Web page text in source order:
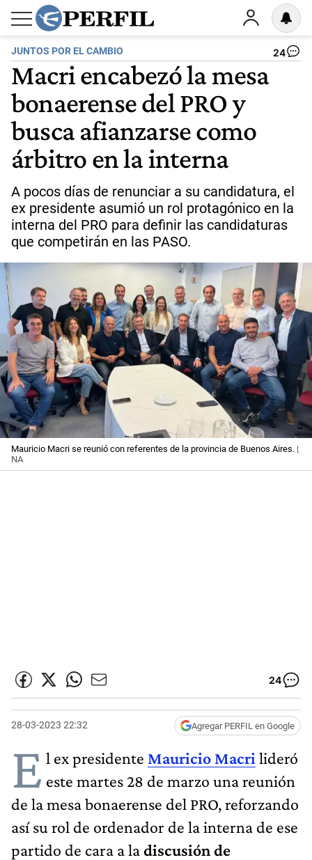
JUNTOS POR EL CAMBIO 24
Macri encabezó la mesa
bonaerense del PRO y
busca afianzarse como
árbitro en la interna
A pocos días de renunciar a su candidatura, el
ex presidente asumió un rol protagónico en la
interna del PRO para definir las candidaturas
que competirán en las PASO.
Mauricio Macri se reunió con referentes de la provincia de Buenos Aires. |
NA
24
28-03-2023 22:32 Agregar PERFIL en Google
E l ex presidente Mauricio Macri lideró
este martes 28 de marzo una reunión
de la mesa bonaerense del PRO, reforzando
así su rol de ordenador de la interna de ese
partido de cara a ladiscusión de